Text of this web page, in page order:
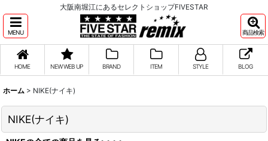
大阪南堀江にあるセレクトショップFIVESTAR
MENU 商品検索
HOME NEW WEB UP BRAND ITEM STYLE BLOG
ホーム > NIKE(ナイキ)
NIKE(ナイキ)